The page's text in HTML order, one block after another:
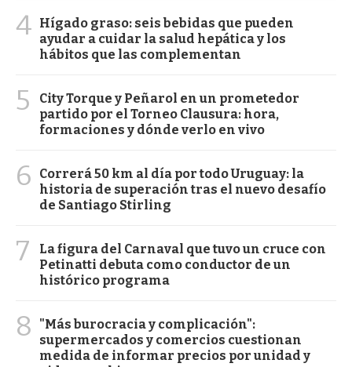
4 Hígado graso: seis bebidas que pueden
ayudar a cuidar la salud hepática y los
hábitos que las complementan
5
City Torque y Peñarol en un prometedor
partido por el Torneo Clausura: hora,
formaciones y dónde verlo en vivo
6
Correrá 50 km al día por todo Uruguay: la
historia de superación tras el nuevo desafío
de Santiago Stirling
7
La figura del Carnaval que tuvo un cruce con
Petinatti debuta como conductor de un
histórico programa
8
"Más burocracia y complicación":
supermercados y comercios cuestionan
medida de informar precios por unidad y